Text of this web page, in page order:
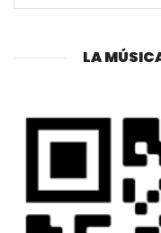
LA